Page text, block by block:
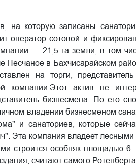
на которую записаны
оператор сотовой и
— 21,5 га земли, в том
Песчаное в Бахчисарайском
на торги, представитель
компании.Этот актив не
бизнесмена. По его
владении бизнесменом
и санаториев, которые
Эта компания владеет
строится особняк площадью
считают самого